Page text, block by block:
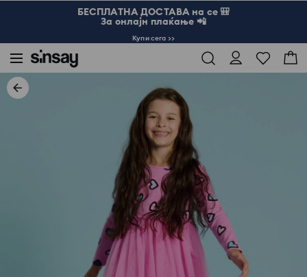
БЕСПЛАТНА ДОСТАВА на се 🎒
За онлајн плаќање 📲
Купи сега >>